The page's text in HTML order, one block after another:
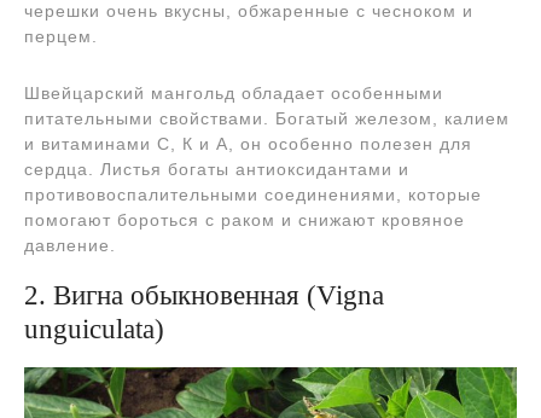
черешки очень вкусны, обжаренные с чесноком и
перцем.
Швейцарский мангольд обладает особенными
питательными свойствами. Богатый железом, калием
и витаминами С, К и А, он особенно полезен для
сердца. Листья богаты антиоксидантами и
противовоспалительными соединениями, которые
помогают бороться с раком и снижают кровяное
давление.
2. Вигна обыкновенная (Vigna
unguiculata)